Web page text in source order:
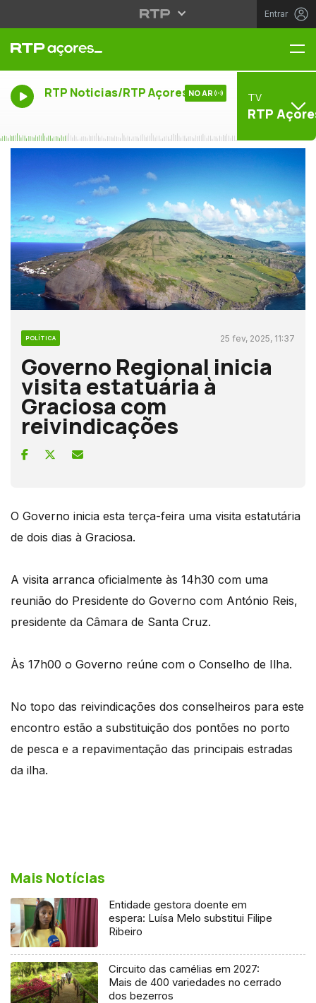
Entrar
RTP Noticias/RTP Açores NO AR TV
RTP
POLÍTICA 25 fev, 2025, 11:37
Governo Regional inicia
visita estatuária à
Graciosa com
reivindicações
O Governo inicia esta terça-feira uma visita estatutária
de dois dias à Graciosa.
A visita arranca oficialmente às 14h30 com uma
reunião do Presidente do Governo com António Reis,
presidente da Câmara de Santa Cruz.
Às 17h00 o Governo reúne com o Conselho de Ilha.
No topo das reivindicações dos conselheiros para este
encontro estão a substituição dos pontões no porto
de pesca e a repavimentação das principais estradas
da ilha.
Mais Notícias
Entidade gestora doente em
espera: Luísa Melo substitui Filipe
Ribeiro
Circuito das camélias em 2027:
Mais de 400 variedades no cerrado
dos bezerros